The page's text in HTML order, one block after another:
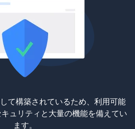
て構築されているため、利用可能
ュリティと大量の機能を備えてい
ます。